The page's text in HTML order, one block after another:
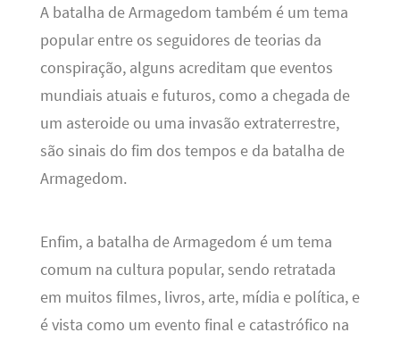
A batalha de Armagedom também é um tema
popular entre os seguidores de teorias da
conspiração, alguns acreditam que eventos
mundiais atuais e futuros, como a chegada de
um asteroide ou uma invasão extraterrestre,
são sinais do fim dos tempos e da batalha de
Armagedom.
Enfim, a batalha de Armagedom é um tema
comum na cultura popular, sendo retratada
em muitos filmes, livros, arte, mídia e política, e
é vista como um evento final e catastrófico na